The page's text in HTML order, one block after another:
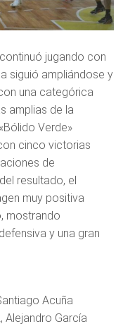
jugando con
siguió ampliándose y
una categórica
amplias de la
Verde»
cinco victorias
de
resultado, el
muy positiva
mostrando
y una gran
Acuña
García